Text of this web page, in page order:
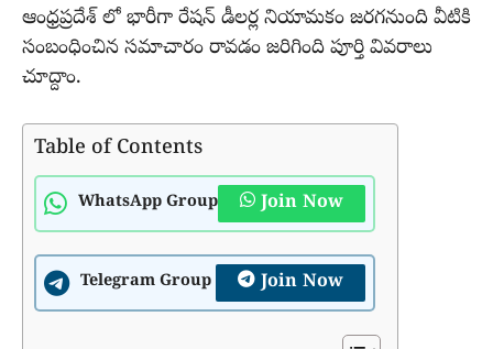
ఆంధ్రప్రదేశ్ లో భారీగా రేషన్ డీలర్ల నియామకం జరగనుంది వీటికి
సంబంధించిన సమాచారం రావడం జరిగింది పూర్తి వివరాలు
చూద్దాం.
Table of Contents
WhatsApp Group Join Now
Telegram Group Join Now